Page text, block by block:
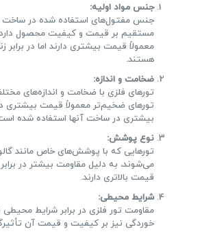
جنس مواد اولیه:
جنس مفتول‌های استفاده شده در ساخت
مستقیم بر قیمت و کیفیت محصول دارد.
معمولاً قیمت بیشتری دارند اما در برابر
هستند.
ضخامت و اندازه:
تورهای فلزی با ضخامت و اندازه‌های
تورهای ضخیم‌تر معمولاً قیمت بیشتری
بیشتری در ساخت آنها استفاده شده
نوع پوشش:
می‌شوند، به دلیل مقاومت بیشتر در
قیمت بالاتری دارند.
شرایط محیطی:
مقاومت تور فلزی در برابر شرایط محیطی
خوردگی نیز بر کیفیت و قیمت آن